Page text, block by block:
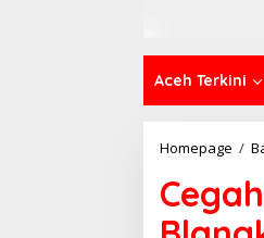
Aceh Terkini
Homepage /